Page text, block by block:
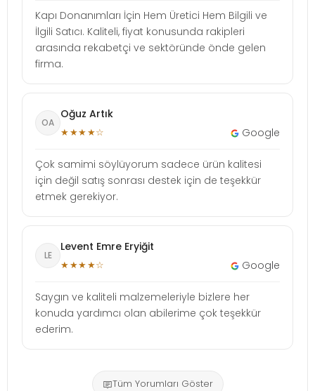
Kapı Donanımları İçin Hem Üretici Hem Bilgili ve
İlgili Satıcı. Kaliteli, fiyat konusunda rakipleri
arasında rekabetçi ve sektöründe önde gelen
firma.
OA
Oğuz Artık
★★★★☆ Google
Çok samimi söylüyorum sadece ürün kalitesi
için değil satış sonrası destek için de teşekkür
etmek gerekiyor.
LE
Levent Emre Eryiğit
★★★★☆ Google
Saygın ve kaliteli malzemeleriyle bizlere her
konuda yardımcı olan abilerime çok teşekkür
ederim.
Tüm Yorumları Göster